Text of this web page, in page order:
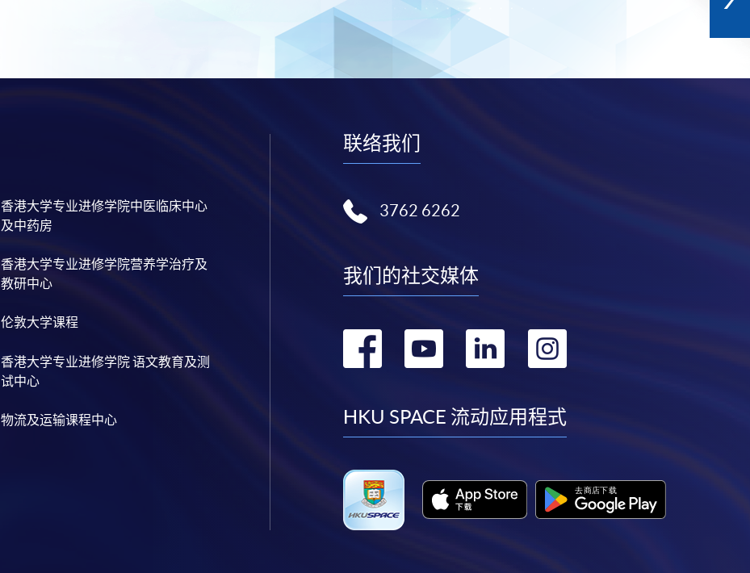
香港大学专业进修学院中医临床中心
及中药房
香港大学专业进修学院营养学治疗及
教研中心
伦敦大学课程
香港大学专业进修学院 语文教育及测
试中心
物流及运输课程中心
联络我们
3762 6262
我们的社交媒体
转
facebook
转
youtube
转
linkedin
转
instagram
HKU SPACE 流动应用程式